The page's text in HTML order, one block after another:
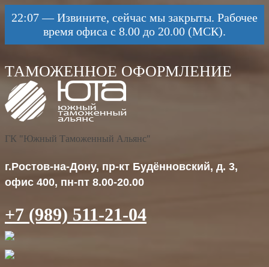
22:07—Извините, сейчас мы закрыты. Рабочее
время офиса с 8.00 до 20.00 (МСК).
ГК "Южный Таможенный Альянс"
г.Ростов-на-Дону, пр-кт Будённовский, д. 3,
офис 400, пн-пт 8.00-20.00
+7 (989) 511-21-04